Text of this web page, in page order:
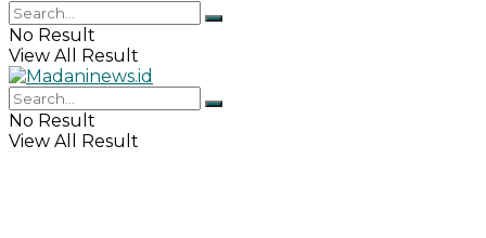
No Result
View All Result
No Result
View All Result